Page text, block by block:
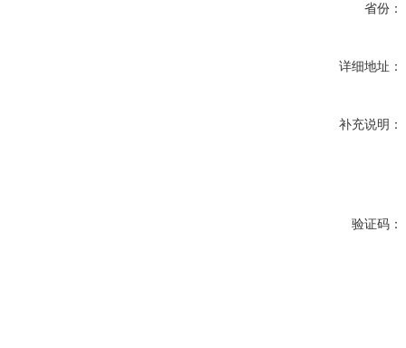
省份：
详细地址：
补充说明：
验证码：